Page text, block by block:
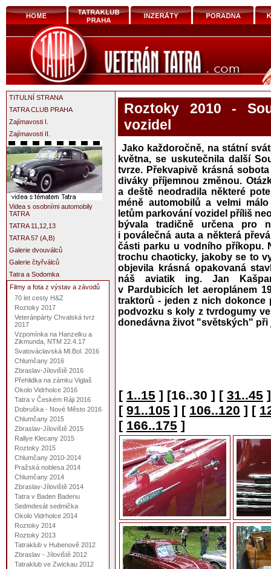
TITULNÍ STRANA
TATRA CLUB PRAHA
Zajímavosti I.
Zajímavosti II.
Videa s osobními automobily
TATRA
TATRA 11,12,13
TATRA 57 (A,B)
Galerie dvouválců
Galerie čtyřválců
Tatra a Sodomka
Filmy a fota z výstav a závodů
70 let cesty H&Z
Roztoky 2017
Veteránpárty Chvalská tvrz
2017
Vzpomínka na Hanzelku a
Zikmunda, NTM 22.4.17
Svatováclavská Ml.Bol. 2016
Chlumčany 2016
Zbraslav-Jíloviště 2016
Přehlidka na zámku Viglaš
Okolo Vidrholce 2016
Tatra v Českém Ráji 2016
Dobruška - Nové Město 2016
Chlumčany 2015
Zbraslav-Jíloviště 2015
Rallye Klecany 2015
Roztoky 2015
Chlumčany 2010-2014
Pražská noblesa 2014
Chlumčany 2014
Zbraslav-Jíloviště 2014
Tatra v Baden Badenu
Sedmdesát sedmička
Okolo Vidrholce 2014
Roztoky 2014
Roztoky 2013
Tatraklub v Hubenově 2012
Zbraslav - Jíloviště 2012
Tatraklub ve Zwickau 2012
Roztoky 2010 -
vozidel
Jako každoročně, na státní
května, se uskutečnila další
tvrze. Překvapivě krásná
diváky příjemnou změnou.
a deště neodradila některé
méně automobilů a velmi
letům parkování vozidel příliš
bývala tradičně určena pro
i poválečná auta a některá
části parku u vodního příkopu.
trochu chaoticky, jakoby se to
objevila krásná opakovaná
náš aviatik ing. Jan
v Pardubicích let aeroplánem
traktorů - jeden z nich dokonce
podvozku s koly z tvrdogumy
donedávna život "světských" při
[ 1..15 ] [16..30 ] [ 31..45 ]
[ 91..105 ] [ 106..120 ] [
[ 166..175 ]